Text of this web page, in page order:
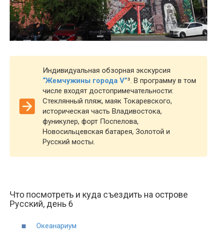
Индивидуальная обзорная экскурсия
“Жемчужины города V”³. В программу в том
числе входят достопримечательности:
Стеклянный пляж, маяк Токаревского,
историческая часть Владивостока,
фуникулер, форт Поспелова,
Новосильцевская батарея, Золотой и
Русский мосты.
Что посмотреть и куда съездить на острове
Русский, день 6
Океанариум